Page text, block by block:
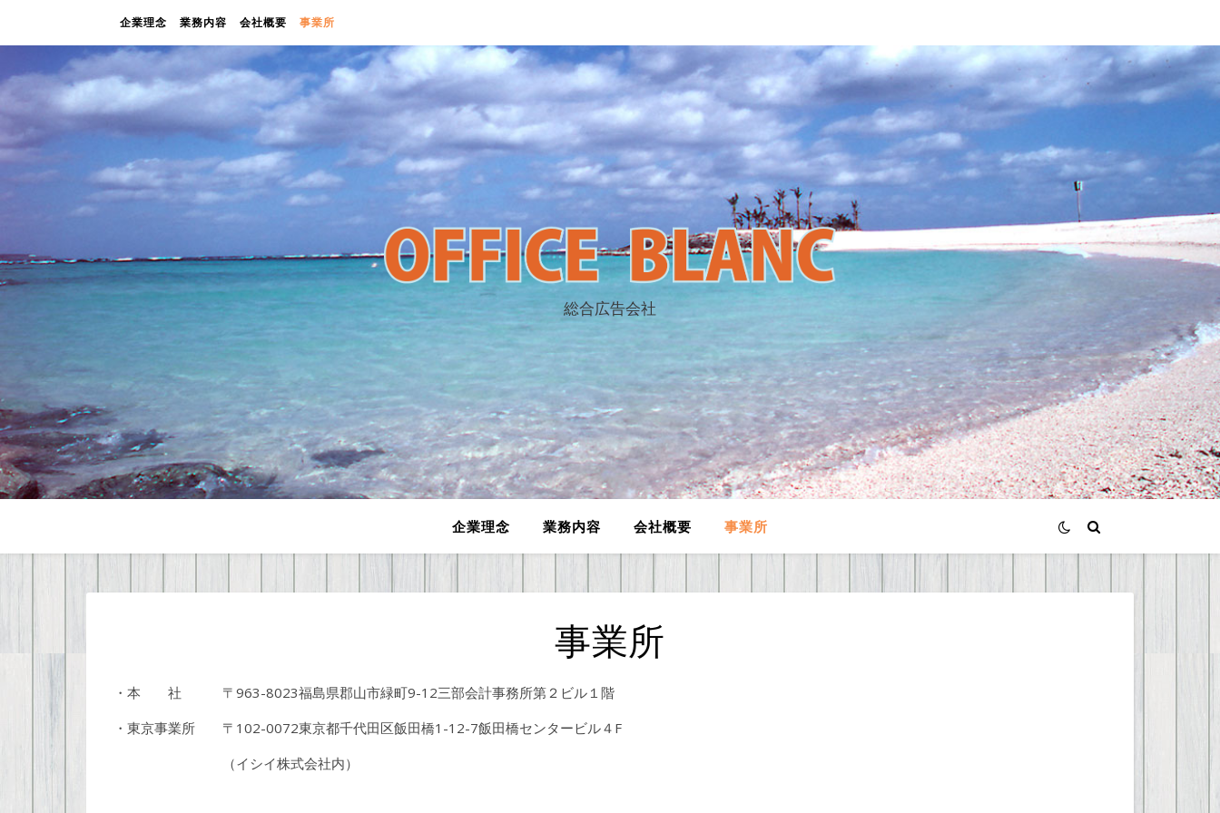
企業理念 業務内容 会社概要 事業所
総合広告会社
企業理念 業務内容 会社概要 事業所
事業所
・本 社 〒963-8023福島県郡山市緑町9-12三部会計事務所第２ビル１階
・東京事業所 〒102-0072東京都千代田区飯田橋1-12-7飯田橋センタービル４F
（イシイ株式会社内）